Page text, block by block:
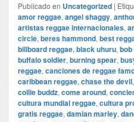
Publicado en Uncategorized |
amor reggae, angel shaggy,
artistas reggae internacionales,
circle, beres hammond, best
billboard reggae, black uhuru,
buffalo soldier, burning spear,
reggae, canciones de reggae
caribbean reggae, chase the devil,
collie buddz, come around,
cultura mundial reggae, cultura
gratis reggae, damian marley,